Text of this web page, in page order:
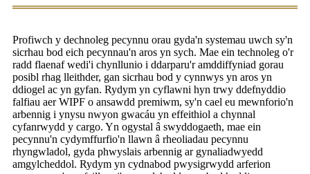
Profiwch y dechnoleg pecynnu orau gyda'n systemau uwch sy'n
sicrhau bod eich pecynnau'n aros yn sych. Mae ein technoleg o'r
radd flaenaf wedi'i chynllunio i ddarparu'r amddiffyniad gorau
posibl rhag lleithder, gan sicrhau bod y cynnwys yn aros yn
ddiogel ac yn gyfan. Rydym yn cyflawni hyn trwy ddefnyddio
falfiau aer WIPF o ansawdd premiwm, sy'n cael eu mewnforio'n
arbennig i ynysu nwyon gwacáu yn effeithiol a chynnal
cyfanrwydd y cargo. Yn ogystal â swyddogaeth, mae ein
pecynnu'n cydymffurfio'n llawn â rheoliadau pecynnu
rhyngwladol, gyda phwyslais arbennig ar gynaliadwyedd
amgylcheddol. Rydym yn cydnabod pwysigrwydd arferion